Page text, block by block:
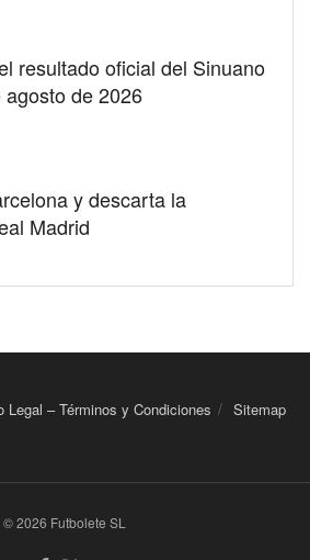
resultado oficial del Sinuano
de 2026
y descarta la
Madrid
Legal – Términos y Condiciones Sitemap
© 2026 Futbolete SL